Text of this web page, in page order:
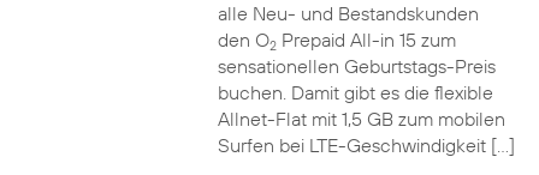
alle Neu- und Bestandskunden
den O2Prepaid All-in 15 zum
sensationellen Geburtstags-Preis
buchen. Damit gibt es die flexible
Allnet-Flat mit 1,5 GB zum mobilen
Surfen bei LTE-Geschwindigkeit […]